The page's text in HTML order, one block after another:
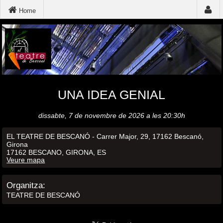
Home
UNA IDEA GENIAL
dissabte, 7 de novembre de 2026 a les 20:30h
EL TEATRE DE BESCANÓ - Carrer Major, 29, 17162 Bescanó,
Girona
17162 BESCANO, GIRONA, ES
Veure mapa
Organitza:
TEATRE DE BESCANÓ